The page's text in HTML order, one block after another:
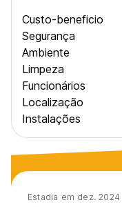
Custo-beneficio
Segurança
Ambiente
Limpeza
Funcionários
Localização
Instalações
Estadia em dez. 2024